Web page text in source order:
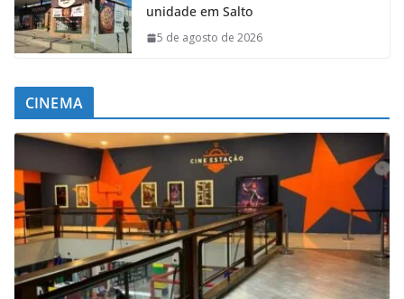
unidade em Salto
5 de agosto de 2026
CINEMA